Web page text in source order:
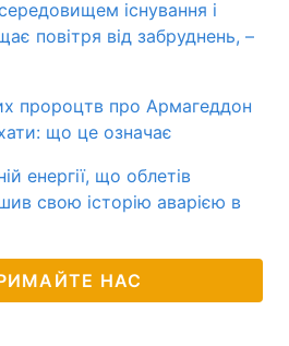
існування і
повітря від забруднень, –
пророцтв про Армагеддон
що це означає
енергії, що облетів
свою історію аварією в
НАС